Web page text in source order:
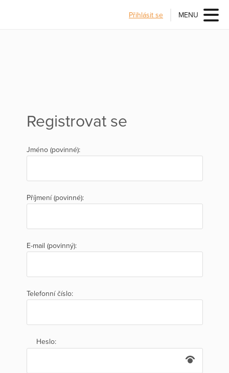
Přihlásit se MENU
Registrovat se
Jméno (povinné):
Příjmení (povinné):
E-mail (povinný):
Telefonní číslo:
Heslo: